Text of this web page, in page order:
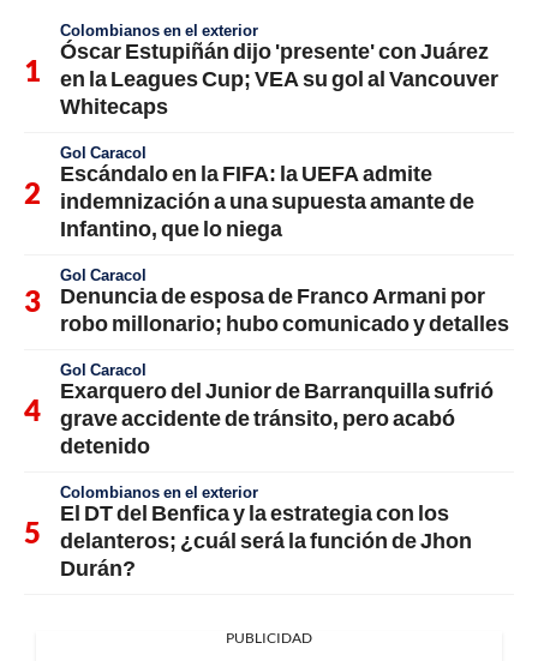
Colombianos en el exterior
Óscar Estupiñán dijo 'presente' con Juárez
en la Leagues Cup; VEA su gol al Vancouver
Whitecaps
Gol Caracol
Escándalo en la FIFA: la UEFA admite
indemnización a una supuesta amante de
Infantino, que lo niega
Gol Caracol
Denuncia de esposa de Franco Armani por
robo millonario; hubo comunicado y detalles
Gol Caracol
Exarquero del Junior de Barranquilla sufrió
grave accidente de tránsito, pero acabó
detenido
Colombianos en el exterior
El DT del Benfica y la estrategia con los
delanteros; ¿cuál será la función de Jhon
Durán?
PUBLICIDAD